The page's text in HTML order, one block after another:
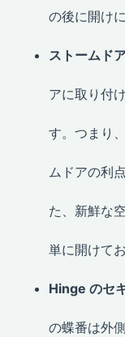
の後に開け
ストームド
アに取り付
す。つまり
ムドアの利
た、新鮮な
単に開けて
Hinge のセ
の蝶番は外